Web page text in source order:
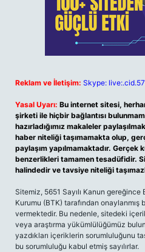
Reklam ve İletişim: Skype:
Yasal Uyarı: Bu internet sitesi,
şirketi ile hiçbir bağlantısı
hazırladığımız makaleler
haber niteliği taşımamakta olup,
paylaşım yapılmamaktadır. Gerçek
benzerlikleri tamamen tesadüfidir.
halindedir ve tavsiye niteliği
Sitemiz, 5651 Sayılı Kanun
Kurumu (BTK) tarafından onaylanmış
vermektedir. Bu nedenle, sitedeki
veya araştırma yükümlülüğümüz
yazdıkları içeriklerin sorumluluğunu
bu sorumluluğu kabul etmiş sayılırlar.